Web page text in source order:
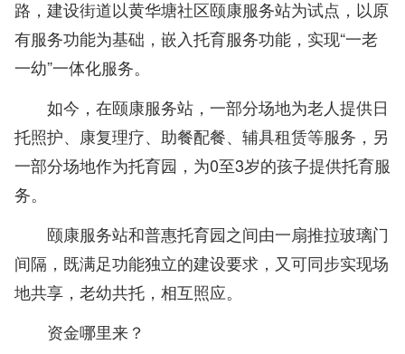
路，建设街道以黄华塘社区颐康服务站为试点，以原
有服务功能为基础，嵌入托育服务功能，实现“一老
一幼”一体化服务。
如今，在颐康服务站，一部分场地为老人提供日
托照护、康复理疗、助餐配餐、辅具租赁等服务，另
一部分场地作为托育园，为0至3岁的孩子提供托育服
务。
颐康服务站和普惠托育园之间由一扇推拉玻璃门
间隔，既满足功能独立的建设要求，又可同步实现场
地共享，老幼共托，相互照应。
资金哪里来？